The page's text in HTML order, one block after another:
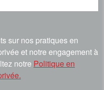
sur nos pratiques en
et notre engagement à
notre Politique en